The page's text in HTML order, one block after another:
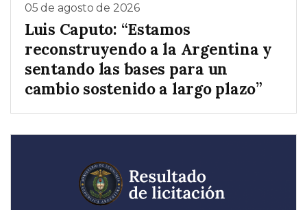
05 de agosto de 2026
Luis Caputo: “Estamos
reconstruyendo a la Argentina y
sentando las bases para un
cambio sostenido a largo plazo”